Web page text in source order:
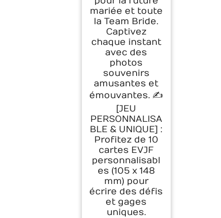
mariée et toute
la Team Bride.
Captivez
chaque instant
avec des
photos
souvenirs
amusantes et
émouvantes. ✍️
[JEU
PERSONNALISA
BLE & UNIQUE] :
Profitez de 10
cartes EVJF
personnalisabl
es (105 x 148
mm) pour
écrire des défis
et gages
uniques.